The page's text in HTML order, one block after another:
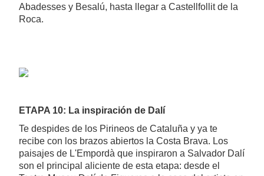
Abadesses y Besalú, hasta llegar a Castellfollit de la
Roca.
ETAPA 10: La inspiración de Dalí
Te despides de los Pirineos de Cataluña y ya te
recibe con los brazos abiertos la Costa Brava. Los
paisajes de L'Empordà que inspiraron a Salvador Dalí
son el principal aliciente de esta etapa: desde el